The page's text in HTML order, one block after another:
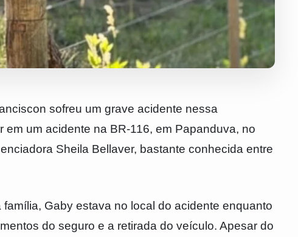
sofreu um grave acidente nessa
um acidente na BR-116, em Papanduva, no
Sheila Bellaver, bastante conhecida entre
Gaby estava no local do acidente enquanto
do seguro e a retirada do veículo. Apesar do